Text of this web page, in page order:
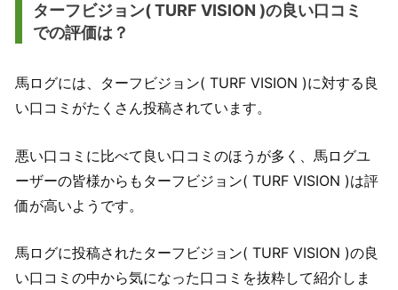
ターフビジョン( TURF VISION )の良い口コミ
での評価は？
馬ログには、ターフビジョン( TURF VISION )に対する良
い口コミがたくさん投稿されています。
悪い口コミに比べて良い口コミのほうが多く、馬ログユ
ーザーの皆様からもターフビジョン( TURF VISION )は評
価が高いようです。
馬ログに投稿されたターフビジョン( TURF VISION )の良
い口コミの中から気になった口コミを抜粋して紹介しま